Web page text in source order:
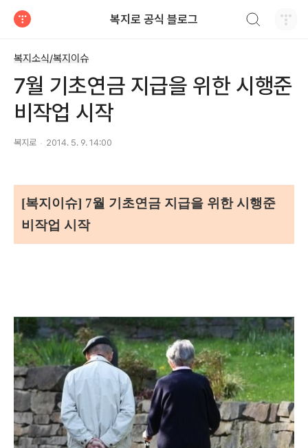
복지로 공식 블로그
복지소식/복지이슈
7월 기초연금 지급을 위한 시행준
비작업 시작
복지로 2014. 5. 9. 14:00
[복지이슈] 7월 기초연금 지급을 위한 시행준
비작업 시작